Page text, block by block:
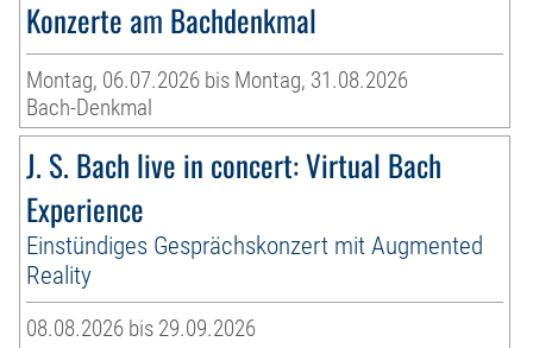
Konzerte am Bachdenkmal
Montag, 06.07.2026 bis Montag, 31.08.2026
Bach-Denkmal
J. S. Bach live in concert: Virtual Bach
Experience
Einstündiges Gesprächskonzert mit Augmented
Reality
08.08.2026 bis 29.09.2026